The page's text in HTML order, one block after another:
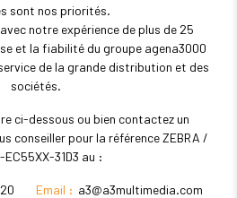
sont nos priorités.
notre expérience de plus de 25
et la fiabilité du groupe agena3000
de la grande distribution et des
sociétés.
ci-dessous ou bien contactez un
conseiller pour la référence ZEBRA /
EC55XX-31D3 au :
Email : a3@a3multimedia.com